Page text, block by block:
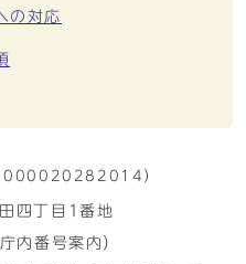
の対応
）
四丁目1番地
庁内番号案内）